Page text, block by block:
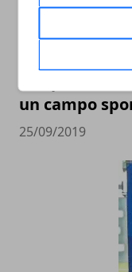
un campo
25/09/2019